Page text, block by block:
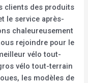
clients des produits
le service après-
chaleureusement
rejoindre pour le
vélo tout-
vélo tout-terrain
les modèles de